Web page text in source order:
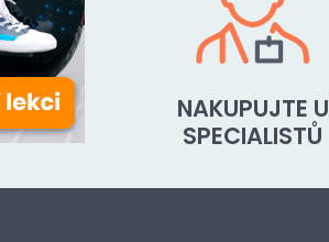
NAKUPUJTE U
SPECIALISTŮ